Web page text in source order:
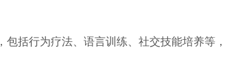
括行为疗法、语言训练、社交技能培养等，